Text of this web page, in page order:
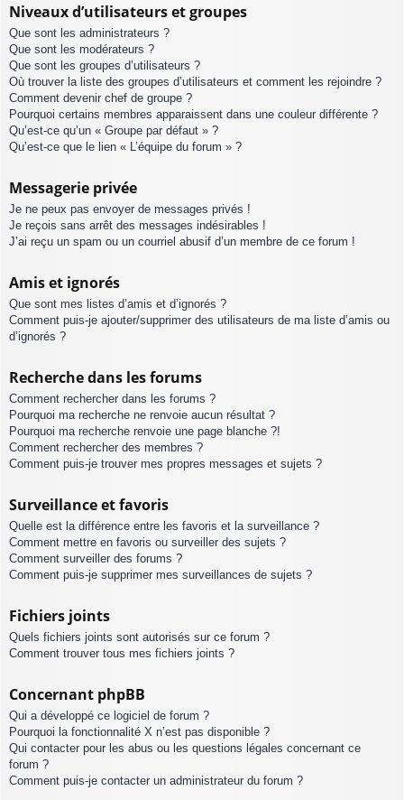
Niveaux d’utilisateurs et groupes
Que sont les administrateurs ?
Que sont les modérateurs ?
Que sont les groupes d’utilisateurs ?
Où trouver la liste des groupes d’utilisateurs et comment les rejoindre ?
Comment devenir chef de groupe ?
Pourquoi certains membres apparaissent dans une couleur différente ?
Qu’est-ce qu’un « Groupe par défaut » ?
Qu’est-ce que le lien « L’équipe du forum » ?
Messagerie privée
Je ne peux pas envoyer de messages privés !
Je reçois sans arrêt des messages indésirables !
J’ai reçu un spam ou un courriel abusif d’un membre de ce forum !
Amis et ignorés
Que sont mes listes d’amis et d’ignorés ?
Comment puis-je ajouter/supprimer des utilisateurs de ma liste d’amis ou
d’ignorés ?
Recherche dans les forums
Comment rechercher dans les forums ?
Pourquoi ma recherche ne renvoie aucun résultat ?
Pourquoi ma recherche renvoie une page blanche ?!
Comment rechercher des membres ?
Comment puis-je trouver mes propres messages et sujets ?
Surveillance et favoris
Quelle est la différence entre les favoris et la surveillance ?
Comment mettre en favoris ou surveiller des sujets ?
Comment surveiller des forums ?
Comment puis-je supprimer mes surveillances de sujets ?
Fichiers joints
Quels fichiers joints sont autorisés sur ce forum ?
Comment trouver tous mes fichiers joints ?
Concernant phpBB
Qui a développé ce logiciel de forum ?
Pourquoi la fonctionnalité X n’est pas disponible ?
Qui contacter pour les abus ou les questions légales concernant ce
forum ?
Comment puis-je contacter un administrateur du forum ?